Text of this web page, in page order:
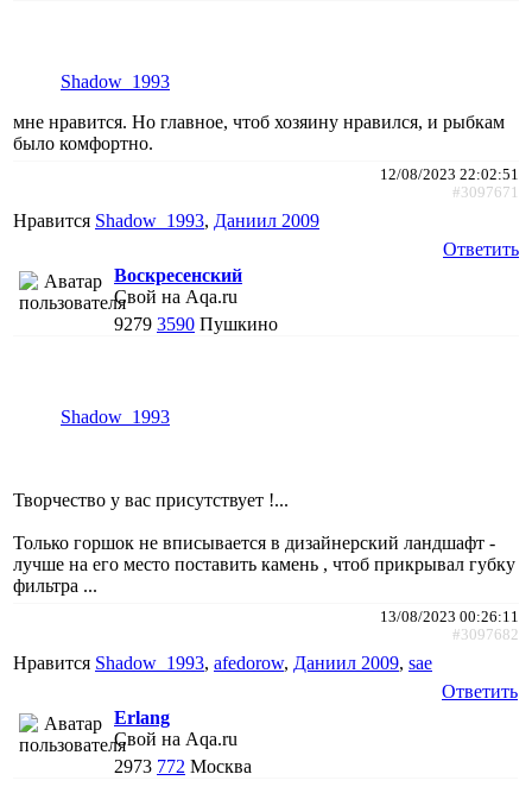
Shadow_1993
мне нравится. Но главное, чтоб хозяину нравился, и рыбкам
было комфортно.
12/08/2023 22:02:51
#3097671
Нравится Shadow_1993, Даниил 2009
Ответить
Воскресенский
Свой на Aqa.ru
9279 3590 Пушкино
Shadow_1993
Творчество у вас присутствует !...
Только горшок не вписывается в дизайнерский ландшафт -
лучше на его место поставить камень , чтоб прикрывал губку
фильтра ...
13/08/2023 00:26:11
#3097682
Нравится Shadow_1993, afedorow, Даниил 2009, sae
Ответить
Erlang
Свой на Aqa.ru
2973 772 Москва